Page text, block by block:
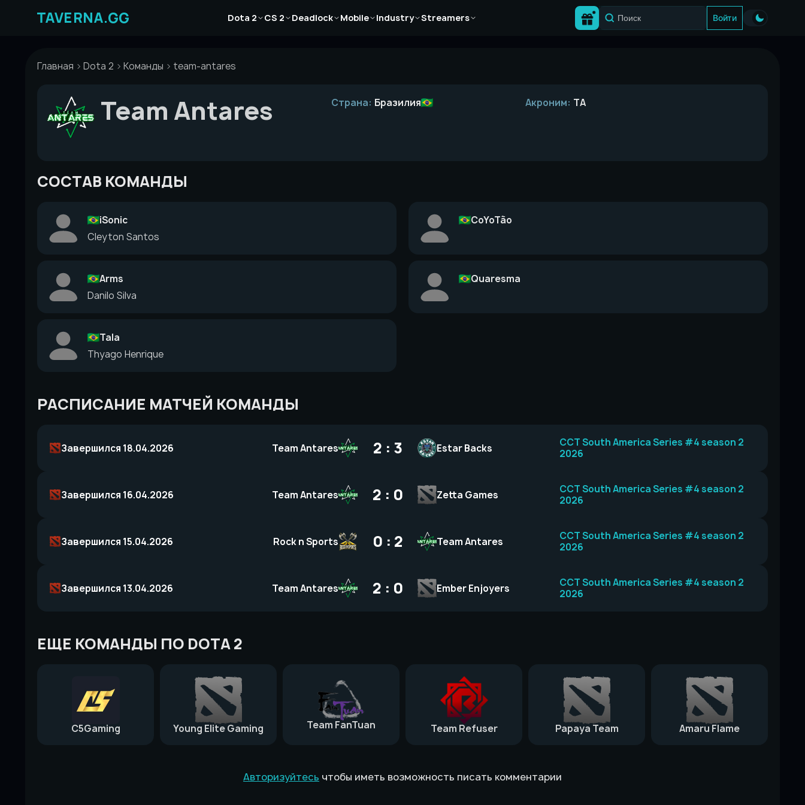
Dota 2
Статьи CS 2
СтатьиDeadlock
Статьи
Mobile
Статьи Industry
Статьи
Streamers
Статьи
Войти
Главная Dota 2 Команды team-antares
Team Antares Страна: Бразилия Акроним: TA
СОСТАВ КОМАНДЫ
iSonic
Cleyton Santos
CoYoTão
Arms
Danilo Silva
Quaresma
Tala
Thyago Henrique
РАСПИСАНИЕ МАТЧЕЙ КОМАНДЫ
Завершился 18.04.2026 Team Antares 2 : 3 Estar Backs
CCT South America Series #4 season 2
2026
Завершился 16.04.2026 Team Antares 2 : 0 Zetta Games
CCT South America Series #4 season 2
2026
Завершился 15.04.2026 Rock n Sports 0 : 2 Team Antares
CCT South America Series #4 season 2
2026
Завершился 13.04.2026 Team Antares 2 : 0 Ember Enjoyers
CCT South America Series #4 season 2
2026
ЕЩЕ КОМАНДЫ ПО DOTA 2
C5Gaming Young Elite Gaming Team FanTuan Team Refuser Papaya Team Amaru Flame
Авторизуйтесь чтобы иметь возможность писать комментарии